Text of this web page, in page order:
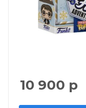
10 900 р